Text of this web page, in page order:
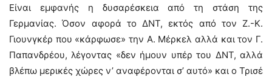
Είναι εμφανής η δυσαρέσκεια από τη στάση της
Γερμανίας. Όσον αφορά το ΔΝΤ, εκτός από τον Ζ.-Κ.
Γιουνγκέρ που «κάρφωσε» την Α. Μέρκελ αλλά και τον Γ.
Παπανδρέου, λέγοντας «δεν ήμουν υπέρ του ΔΝΤ, αλλά
βλέπω μερικές χώρες ν’ αναφέρονται σ’ αυτό» και ο Τρισέ